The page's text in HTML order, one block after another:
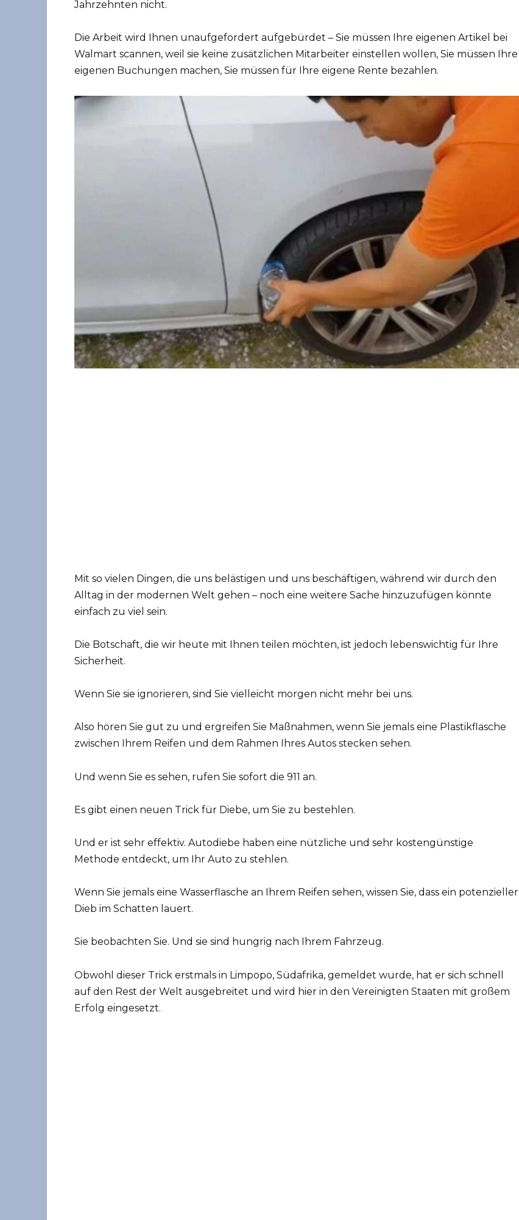
Jahrzehnten nicht.
Die Arbeit wird Ihnen unaufgefordert aufgebürdet – Sie müssen Ihre eigenen Artikel bei
Walmart scannen, weil sie keine zusätzlichen Mitarbeiter einstellen wollen, Sie müssen Ihre
eigenen Buchungen machen, Sie müssen für Ihre eigene Rente bezahlen.
Mit so vielen Dingen, die uns belästigen und uns beschäftigen, während wir durch den
Alltag in der modernen Welt gehen – noch eine weitere Sache hinzuzufügen könnte
einfach zu viel sein.
Die Botschaft, die wir heute mit Ihnen teilen möchten, ist jedoch lebenswichtig für Ihre
Sicherheit.
Wenn Sie sie ignorieren, sind Sie vielleicht morgen nicht mehr bei uns.
Also hören Sie gut zu und ergreifen Sie Maßnahmen, wenn Sie jemals eine Plastikflasche
zwischen Ihrem Reifen und dem Rahmen Ihres Autos stecken sehen.
Und wenn Sie es sehen, rufen Sie sofort die 911 an.
Es gibt einen neuen Trick für Diebe, um Sie zu bestehlen.
Und er ist sehr effektiv. Autodiebe haben eine nützliche und sehr kostengünstige
Methode entdeckt, um Ihr Auto zu stehlen.
Wenn Sie jemals eine Wasserflasche an Ihrem Reifen sehen, wissen Sie, dass ein potenzieller
Dieb im Schatten lauert.
Sie beobachten Sie. Und sie sind hungrig nach Ihrem Fahrzeug.
Obwohl dieser Trick erstmals in Limpopo, Südafrika, gemeldet wurde, hat er sich schnell
auf den Rest der Welt ausgebreitet und wird hier in den Vereinigten Staaten mit großem
Erfolg eingesetzt.